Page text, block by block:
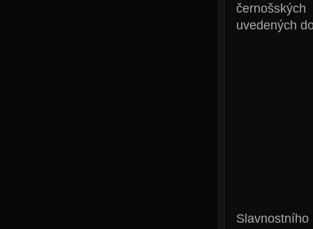
uvedených